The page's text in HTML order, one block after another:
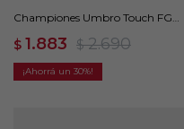
Championes Umbro Touch FG
$ 1.883 $ 2.690
30